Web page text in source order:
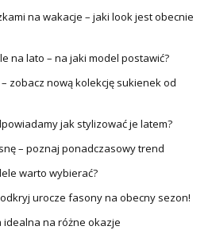
na wakacje – jaki look jest obecnie
na lato – na jaki model postawić?
zobacz nową kolekcję sukienek od
jak stylizować je latem?
– poznaj ponadczasowy trend
warto wybierać?
urocze fasony na obecny sezon!
na różne okazje